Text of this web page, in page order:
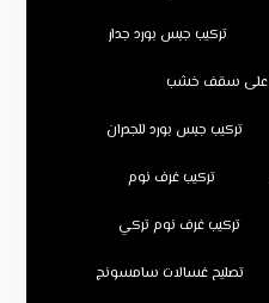
تركيب جبس بورد جدار
على سقف خشب
تركيب جبس بورد للجدران
تركيب غرف نوم
تركيب غرف نوم تركي
تصليح غسالات سامسونج